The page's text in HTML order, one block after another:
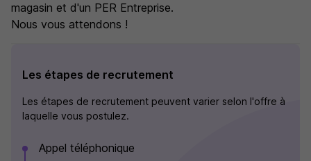
magasin et d'un PER Entreprise.
Nous vous attendons !
Les étapes de recrutement
Les étapes de recrutement peuvent varier selon l'offre à
laquelle vous postulez.
Appel téléphonique